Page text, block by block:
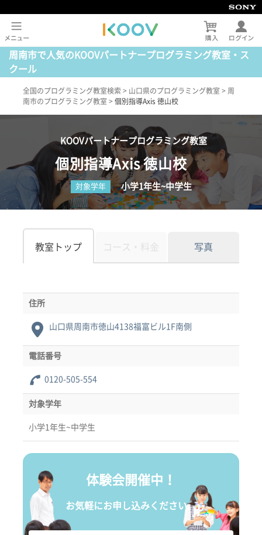
周南市で人気のKOOVパートナープログラミング教室・ス
クール
全国のプログラミング教室検索 > 山口県のプログラミング教室 > 周
南市のプログラミング教室 > 個別指導Axis 徳山校
KOOVパートナープログラミング教室
個別指導Axis 徳山校
対象学年 小学1年生~中学生
教室トップ コース・料金 写真
住所
山口県周南市徳山4138福富ビル1F南側
電話番号
0120-505-554
対象学年
小学1年生~中学生
体験会開催中！
お気軽にお申し込みください。